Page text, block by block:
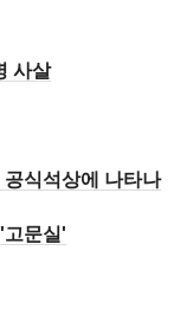
사살
식석상에 나타나
문실'